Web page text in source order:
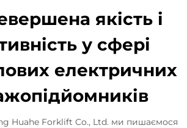
якість і
у сфері
електричних
Huahe Forklift Co., Ltd. ми пишаємося